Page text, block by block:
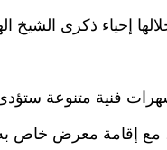
فنية متنوعة ستؤدى
إقامة معرض خاص به